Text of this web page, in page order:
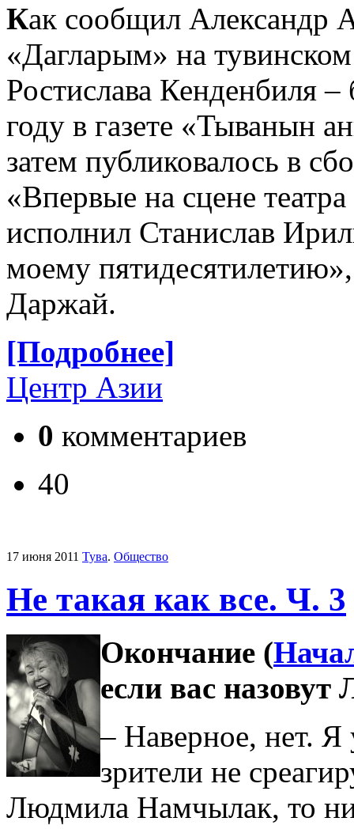
Как сообщил Александр
«Дагларым» на
Ростислава Кенденбиля
году в газете «Тыванын
затем публиковалось в
«Впервые на сцене
исполнил Станислав
моему
Даржай.
[Подробнее]
Центр Азии
0 комментариев
40
17 июня 2011 Тува. Общество
Не такая как все. Ч. 3
Окончание (
если вас
– Наверное, нет.
зрители не
Людмила Намчылак, то